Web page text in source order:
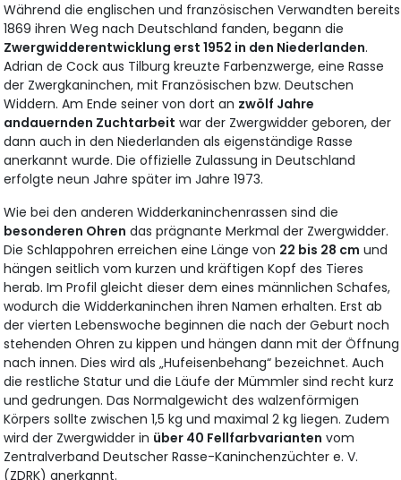
Während die englischen und französischen Verwandten bereits
1869 ihren Weg nach Deutschland fanden, begann die
Zwergwidderentwicklung erst 1952 in den Niederlanden.
Adrian de Cock aus Tilburg kreuzte Farbenzwerge, eine Rasse
der Zwergkaninchen, mit Französischen bzw. Deutschen
Widdern. Am Ende seiner von dort an zwölf Jahre
andauernden Zuchtarbeit war der Zwergwidder geboren, der
dann auch in den Niederlanden als eigenständige Rasse
anerkannt wurde. Die offizielle Zulassung in Deutschland
erfolgte neun Jahre später im Jahre 1973.
Wie bei den anderen Widderkaninchenrassen sind die
besonderen Ohren das prägnante Merkmal der Zwergwidder.
Die Schlappohren erreichen eine Länge von 22 bis 28 cm und
hängen seitlich vom kurzen und kräftigen Kopf des Tieres
herab. Im Profil gleicht dieser dem eines männlichen Schafes,
wodurch die Widderkaninchen ihren Namen erhalten. Erst ab
der vierten Lebenswoche beginnen die nach der Geburt noch
stehenden Ohren zu kippen und hängen dann mit der Öffnung
nach innen. Dies wird als „Hufeisenbehang“ bezeichnet. Auch
die restliche Statur und die Läufe der Mümmler sind recht kurz
und gedrungen. Das Normalgewicht des walzenförmigen
Körpers sollte zwischen 1,5 kg und maximal 2 kg liegen. Zudem
wird der Zwergwidder in über 40 Fellfarbvarianten vom
Zentralverband Deutscher Rasse-Kaninchenzüchter e. V.
(ZDRK) anerkannt.